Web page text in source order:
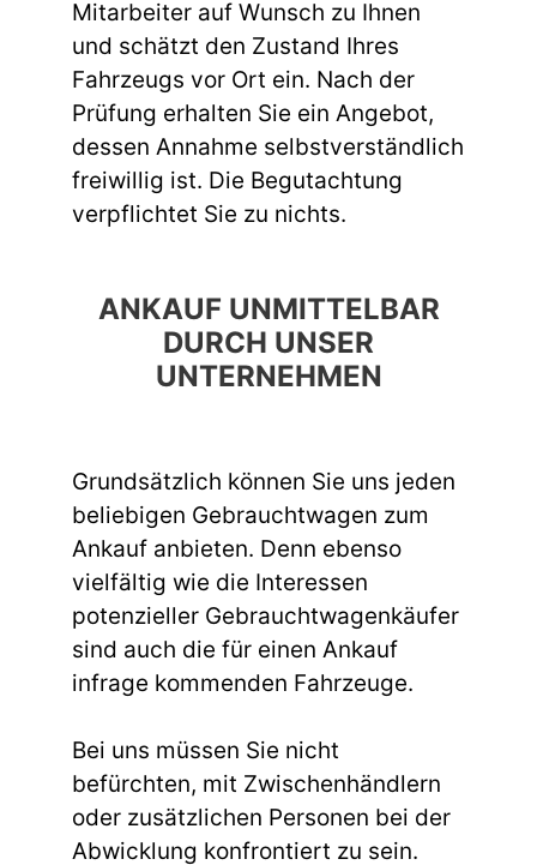
Mitarbeiter auf Wunsch zu Ihnen
und schätzt den Zustand Ihres
Fahrzeugs vor Ort ein. Nach der
Prüfung erhalten Sie ein Angebot,
dessen Annahme selbstverständlich
freiwillig ist. Die Begutachtung
verpflichtet Sie zu nichts.
ANKAUF UNMITTELBAR
DURCH UNSER
UNTERNEHMEN
Grundsätzlich können Sie uns jeden
beliebigen Gebrauchtwagen zum
Ankauf anbieten. Denn ebenso
vielfältig wie die Interessen
potenzieller Gebrauchtwagenkäufer
sind auch die für einen Ankauf
infrage kommenden Fahrzeuge.
Bei uns müssen Sie nicht
befürchten, mit Zwischenhändlern
oder zusätzlichen Personen bei der
Abwicklung konfrontiert zu sein.